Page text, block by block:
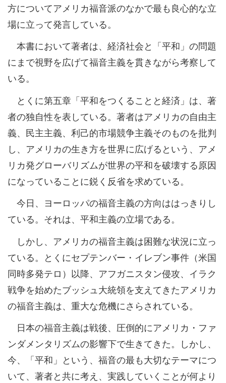
方についてアメリカ福音派のなかで最も良心的な立
場に立って発言している。
本書において著者は、経済社会と「平和」の問題
にまで視野を広げて福音主義を貫きながら考察して
いる。
とくに第五章「平和をつくることと経済」は、著
者の独自性を表している。著者はアメリカの自由主
義、民主主義、利己的市場競争主義そのものを批判
し、アメリカの生き方を世界に広げるという、アメ
リカ発グローバリズムが世界の平和を破壊する原因
になっていることに鋭く反省を求めている。
今日、ヨーロッパの福音主義の方向ははっきりし
ている。それは、平和主義の立場である。
しかし、アメリカの福音主義は困難な状況に立っ
ている。とくにセプテンバー・イレブン事件（米国
同時多発テロ）以降、アフガニスタン侵攻、イラク
戦争を始めたブッシュ大統領を支えてきたアメリカ
の福音主義は、重大な危機にさらされている。
日本の福音主義は戦後、圧倒的にアメリカ・ファ
ンダメンタリズムの影響下で生きてきた。しかし、
今、「平和」という、福音の最も大切なテーマにつ
いて、著者と共に考え、実践していくことが何より